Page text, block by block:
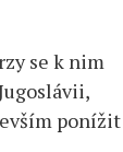
se k nim
ponížit